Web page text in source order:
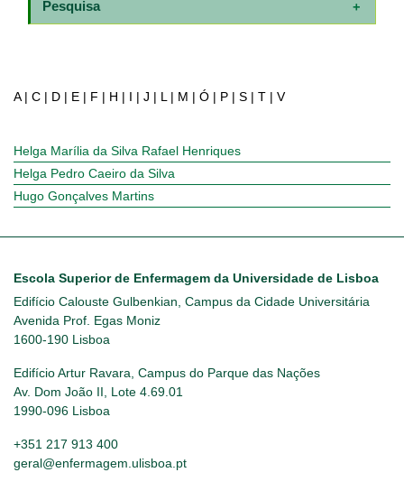
A | C | D | E | F | H | I | J | L | M | Ó | P | S | T | V
Helga Marília da Silva Rafael Henriques
Helga Pedro Caeiro da Silva
Hugo Gonçalves Martins
Pesquisa
Escola Superior de Enfermagem da Universidade de Lisboa
Edifício Calouste Gulbenkian, Campus da Cidade Universitária
Avenida Prof. Egas Moniz
1600-190 Lisboa
Edifício Artur Ravara, Campus do Parque das Nações
Av. Dom João II, Lote 4.69.01
1990-096 Lisboa
+351 217 913 400
geral@enfermagem.ulisboa.pt